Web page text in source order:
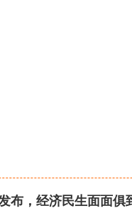
布，经济民生面面俱